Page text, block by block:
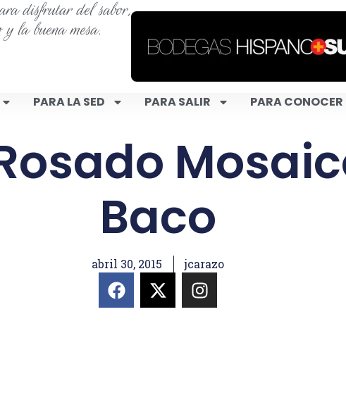
disfrutar del sabor,
y la buena mesa.
PARA LA SED PARA SALIR PARA CONOCER
Baco
abril 30, 2015 jcarazo